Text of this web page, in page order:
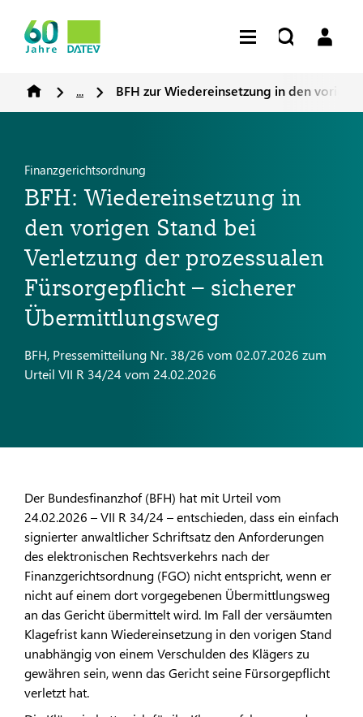
... BFH zur Wiedereinsetzung in den vorigen
Finanzgerichtsordnung
BFH: Wiedereinsetzung in
den vorigen Stand bei
Verletzung der prozessualen
Fürsorgepflicht – sicherer
Übermittlungsweg
BFH, Pressemitteilung Nr. 38/26 vom 02.07.2026 zum
Urteil VII R 34/24 vom 24.02.2026
Der Bundesfinanzhof (BFH) hat mit Urteil vom
24.02.2026 – VII R 34/24 – entschieden, dass ein einfach
signierter anwaltlicher Schriftsatz den Anforderungen
des elektronischen Rechtsverkehrs nach der
Finanzgerichtsordnung (FGO) nicht entspricht, wenn er
nicht auf einem dort vorgegebenen Übermittlungsweg
an das Gericht übermittelt wird. Im Fall der versäumten
Klagefrist kann Wiedereinsetzung in den vorigen Stand
unabhängig von einem Verschulden des Klägers zu
gewähren sein, wenn das Gericht seine Fürsorgepflicht
verletzt hat.